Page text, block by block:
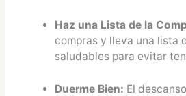
Haz una Lista de la
compras y lleva una lista
saludables para evitar
Duerme Bien: El